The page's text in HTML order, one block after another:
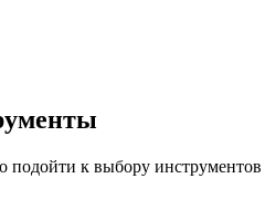
к выбору